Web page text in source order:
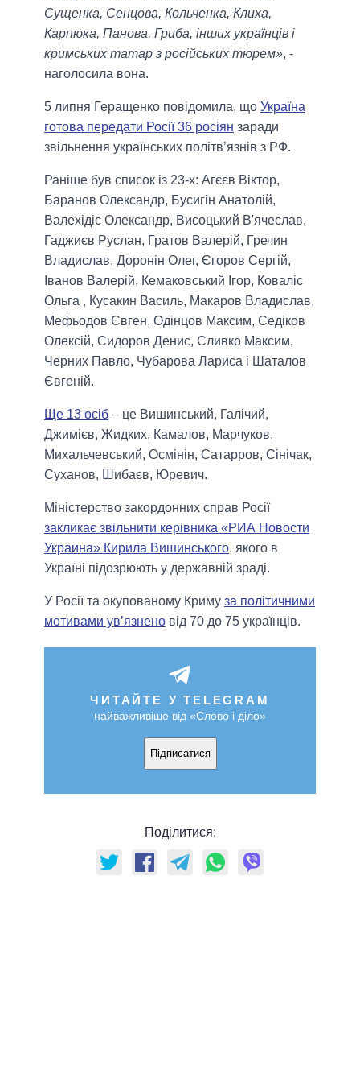
Сущенка, Сенцова, Кольченка, Клиха,
Карпюка, Панова, Гриба, інших українців і
кримських татар з російських тюрем», -
наголосила вона.
5 липня Геращенко повідомила, що Україна
готова передати Росії 36 росіян заради
звільнення українських політв’язнів з РФ.
Раніше був список із 23-х: Агєєв Віктор,
Баранов Олександр, Бусигін Анатолій,
Валехідіс Олександр, Висоцький В'ячеслав,
Гаджиєв Руслан, Гратов Валерій, Гречин
Владислав, Доронін Олег, Єгоров Сергій,
Іванов Валерій, Кемаковський Ігор, Коваліс
Ольга , Кусакин Василь, Макаров Владислав,
Мефьодов Євген, Одінцов Максим, Седіков
Олексій, Сидоров Денис, Сливко Максим,
Черних Павло, Чубарова Лариса і Шаталов
Євгеній.
Ще 13 осіб – це Вишинський, Галічий,
Джимієв, Жидких, Камалов, Марчуков,
Михальчевський, Осмінін, Сатарров, Сінічак,
Суханов, Шибаєв, Юревич.
Міністерство закордонних справ Росії
закликає звільнити керівника «РИА Новости
Украина» Кирила Вишинського, якого в
Україні підозрюють у державній зраді.
У Росії та окупованому Криму за політичними
мотивами ув’язнено від 70 до 75 українців.
ЧИТАЙТЕ У TELEGRAM
найважливіше від «Слово і діло»
Підписатися
Поділитися: